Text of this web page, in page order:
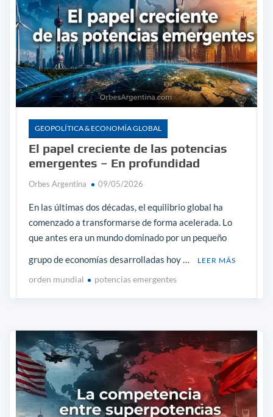
GEOPOLÍTICA & ECONOMÍA GLOBAL
El papel creciente de las potencias
emergentes – En profundidad
Orbes Argentina 09/05/2026
En las últimas dos décadas, el equilibrio global ha
comenzado a transformarse de forma acelerada. Lo
que antes era un mundo dominado por un pequeño
grupo de economías desarrolladas hoy …
LEER MÁS
orden mundial potencias emergentes